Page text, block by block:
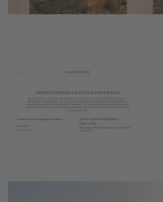
Hardcover
Beschreibung
Plantbased, pure & simple
neuer Followerinnen